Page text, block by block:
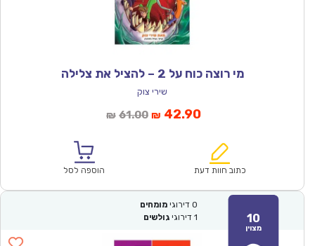
מי רוצה כוח על 2 – להציל את צלילה
שירי צוק
₪ 61.00המחיר
₪61.00.
₪ 42.90המחיר
הוא:
כתוב חוות דעת הוספה לסל
10
מצוין
0 דירוגי מומחים
1 דירוגי גולשים